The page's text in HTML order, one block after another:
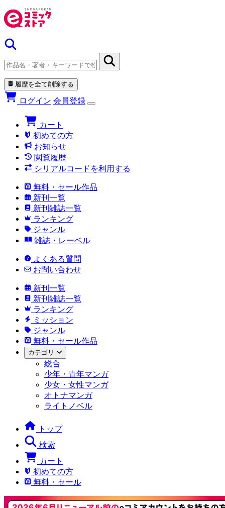
履歴を全て削除する
ログイン 会員登録
カート
初めての方
お知らせ
閲覧履歴
シリアルコードを利用する
無料・セール作品
新刊一覧
新刊雑誌一覧
ランキング
ジャンル
雑誌・レーベル
よくある質問
お問い合わせ
新刊一覧
新刊雑誌一覧
ランキング
ミッション
ジャンル
無料・セール作品
カテゴリ
総合
少年・青年マンガ
少女・女性マンガ
オトナマンガ
ライトノベル
トップ
検索
カート
初めての方
無料・セール